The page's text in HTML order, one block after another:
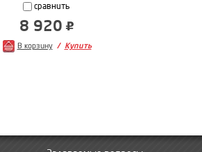
сравнить
8 920
В корзину Купить